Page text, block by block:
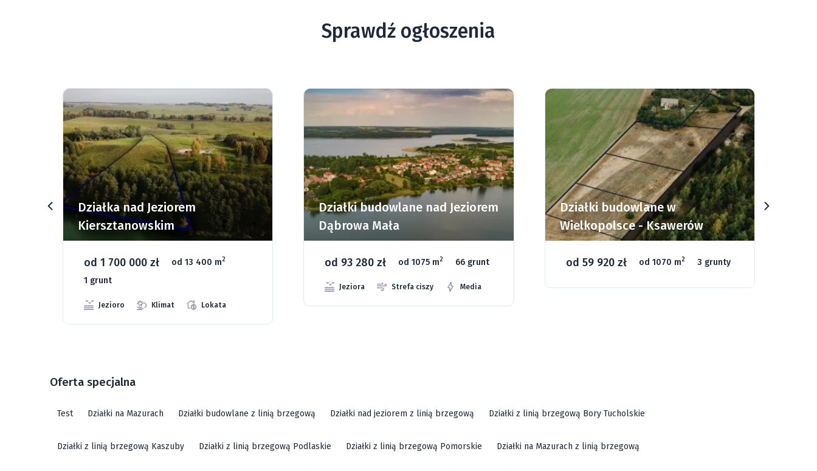
Sprawdź ogłoszenia
Działka nad Jeziorem
Kiersztanowskim
od 1 700 000 zł od 13 400 m2
1 grunt
Jezioro Klimat Lokata
Działki budowlane nad Jeziorem
Dąbrowa Mała
od 93 280 zł od 1075 m2 66 grunt
Jeziora Strefa ciszy Media
Działki budowlane w
Wielkopolsce - Ksawerów
od 59 920 zł od 1070 m2 3 grunty
Oferta specjalna
Test Działki na Mazurach Działki budowlane z linią brzegową Działki nad jeziorem z linią brzegową Działki z linią brzegową Bory Tucholskie
Działki z linią brzegową Kaszuby Działki z linią brzegową Podlaskie Działki z linią brzegową Pomorskie Działki na Mazurach z linią brzegową